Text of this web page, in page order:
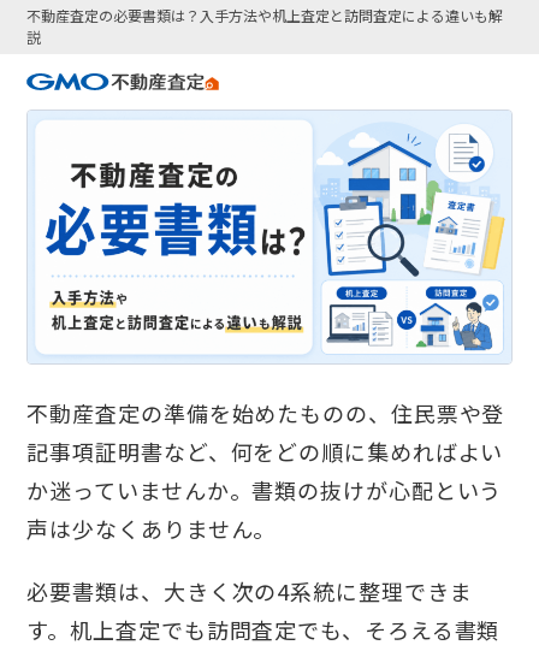
不動産査定の必要書類は？入手方法や机上査定と訪問査定による違いも解
説
不動産査定の準備を始めたものの、住民票や登
記事項証明書など、何をどの順に集めればよい
か迷っていませんか。書類の抜けが心配という
声は少なくありません。
必要書類は、大きく次の4系統に整理できま
す。机上査定でも訪問査定でも、そろえる書類